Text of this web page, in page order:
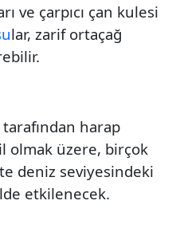
ve çarpıcı çan kulesi
lar, zarif ortaçağ
tarafından harap
olmak üzere, birçok
deniz seviyesindeki
etkilenecek.